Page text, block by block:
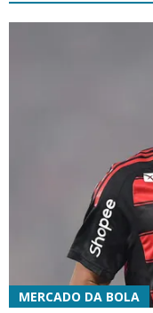
MERCADO DA BOLA